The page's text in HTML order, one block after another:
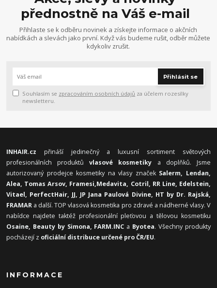
přednostně na Váš e-mail
Přihlaste se k odběru novinek a získejte informace o akčních
nabídkách a slevách jako první. Když vás budeme rušit, odběr můžete
kdykoliv zrušit.
Přihlásit se
Souhlasím se zpracováním osobních údajů za účelem rozesílky
newsletteru.
INHAIR.cz přináší jedinečný a luxusní sortiment světových
profesionálních produktůvlasové kosmetiky a doplňků. Jsme
autorizovaný prodejce kosmetiky na vlasy značek Salerm, Lendan,
Alea, Tomas Arsov, Framesi,Medavita, Cotril, RR Line, Edelstein,
Vitael, PerfectHair, JJ, JP Jana Paulová Divine, HT by Dr. Rajská,
FRAMAR a další. TOP vlasová kosmetika pro zdravé a nádherné vlasy. V
nabídce najdete taktéž profesionální pleťovou a tělovou kosmetiku
Osaine, Beauty by Simona, FARM.INC a Byotea. Všechny produkty
pocházejí z oficiální distribuce určené pro ČR/EU.
INFORMACE